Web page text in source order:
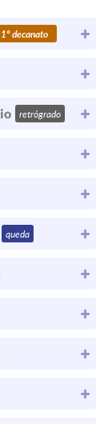
1º decanato
retrógrado
queda